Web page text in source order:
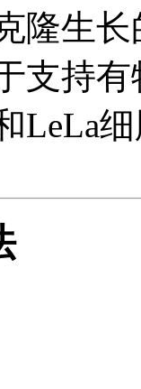
隆生
支持
LeLa